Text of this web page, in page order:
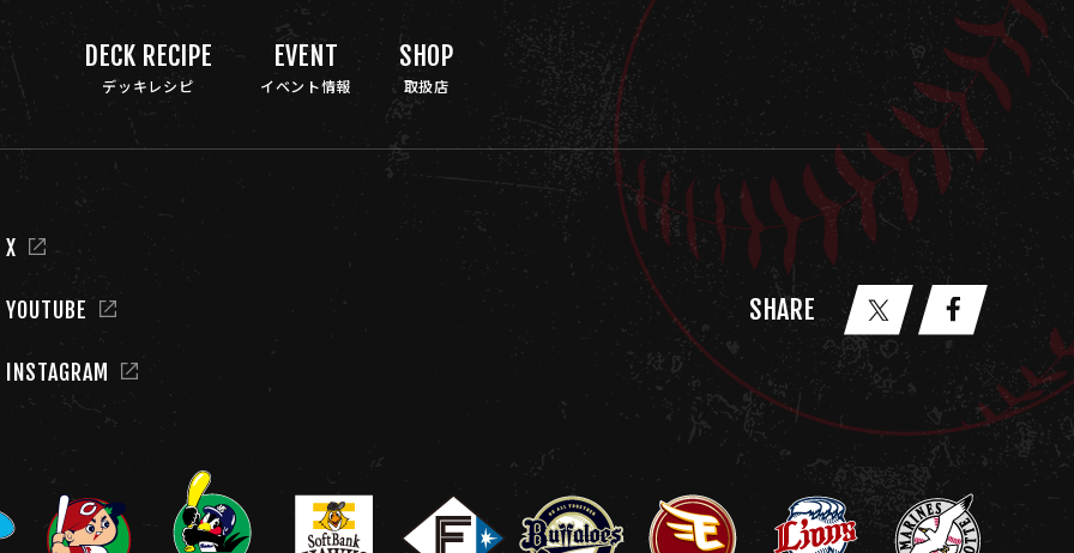
DECK RECIPE
デッキレシピ
EVENT
イベント情報
SHOP
取扱店
SHARE